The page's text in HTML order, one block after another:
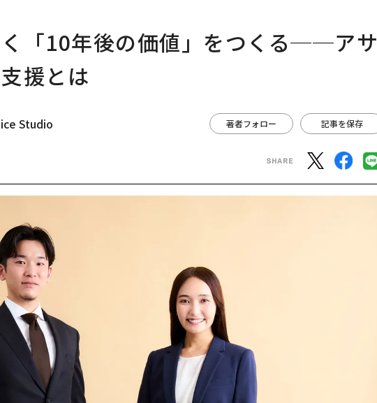
「10年後の価値」をつくる──アサ
援とは
Studio 著者フォロー 記事を保存